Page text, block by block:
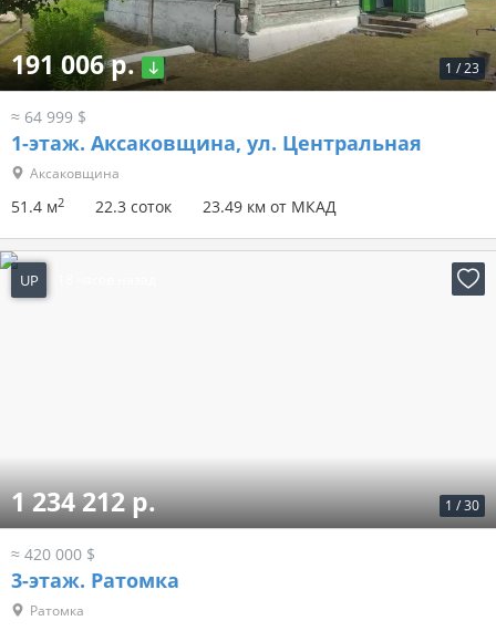
1 /23
191 006 р.
≈ 64 999 $
1-этаж. Аксаковщина, ул. Центральная
Аксаковщина
51.4 м2 22.3 соток 23.49 км от МКАД
UP
1 /30
1 234 212 р.
≈ 420 000 $
3-этаж. Ратомка
Ратомка